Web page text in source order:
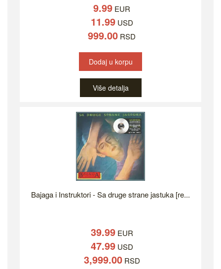
9.99 EUR
11.99USD
999.00 RSD
Dodaj u korpu
Više detalja
Bajaga i Instruktori - Sa druge strane jastuka [re...
39.99EUR
47.99USD
3,999.00RSD